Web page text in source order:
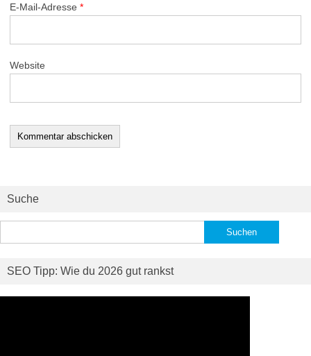
E-Mail-Adresse *
Website
Suche
nach:
SEO Tipp: Wie du 2026 gut rankst